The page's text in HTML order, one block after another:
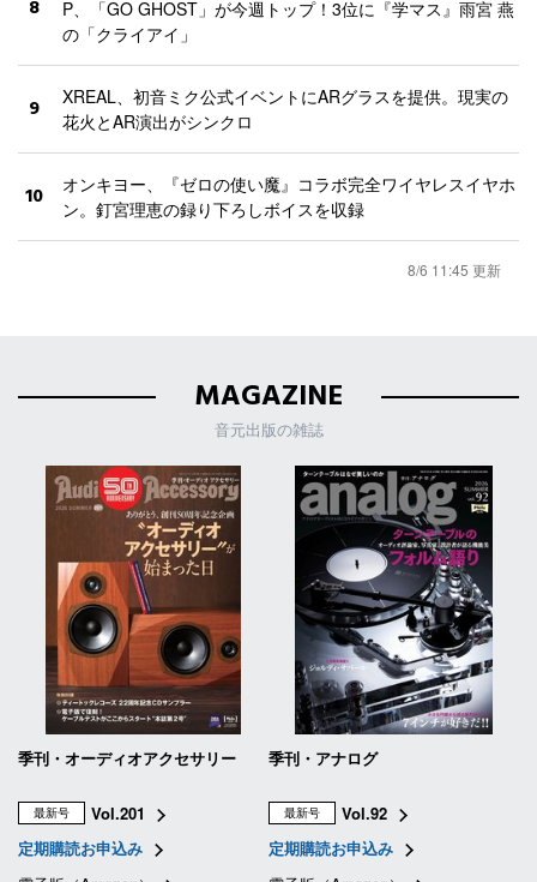
8
P、「GO GHOST」が今週トップ！3位に『学マス』雨宮 燕
の「クライアイ」
9
XREAL、初音ミク公式イベントにARグラスを提供。現実の
花火とAR演出がシンクロ
10
オンキヨー、『ゼロの使い魔』コラボ完全ワイヤレスイヤホ
ン。釘宮理恵の録り下ろしボイスを収録
8/6 11:45 更新
MAGAZINE
音元出版の雑誌
季刊・オーディオアクセサリー
最新号
Vol.201
定期購読お申込み
季刊・アナログ
最新号
Vol.92
定期購読お申込み